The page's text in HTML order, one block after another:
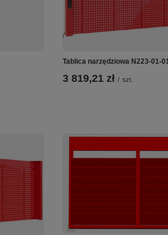
Tablica narzędziowa N223-01-01
3 819,21 zł / szt.